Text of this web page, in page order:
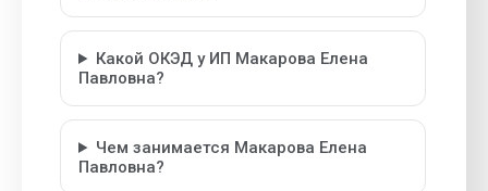
Какой ОКЭД у ИП Макарова Елена
Павловна?
Чем занимается Макарова Елена
Павловна?